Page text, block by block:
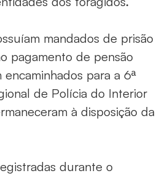
mandados de prisão
pagamento de pensão
para a 6ª
de Polícia do Interior
à disposição da
durante o